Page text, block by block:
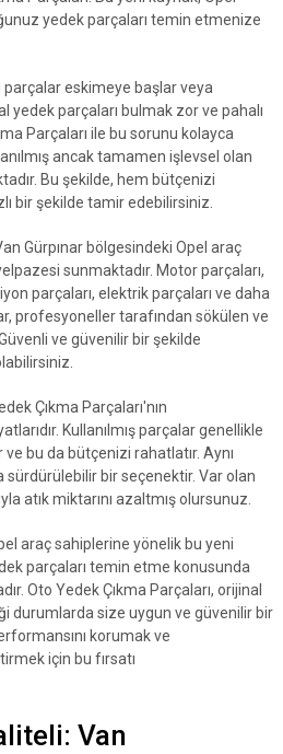
yedek parçaları temin etmenize
eskimeye başlar veya
yedek parçaları bulmak zor ve pahalı
Parçaları ile bu sorunu kolayca
ancak tamamen işlevsel olan
Bu şekilde, hem bütçenizi
bir şekilde tamir edebilirsiniz.
Gürpınar bölgesindeki Opel araç
sunmaktadır. Motor parçaları,
parçaları, elektrik parçaları ve daha
profesyoneller tarafından sökülen ve
ve güvenilir bir şekilde
Çıkma Parçaları'nın
Kullanılmış parçalar genellikle
bu da bütçenizi rahatlatır. Aynı
sürdürülebilir bir seçenektir. Var olan
atık miktarını azaltmış olursunuz.
araç sahiplerine yönelik bu yeni
parçaları temin etme konusunda
Oto Yedek Çıkma Parçaları, orijinal
durumlarda size uygun ve güvenilir bir
korumak ve
için bu fırsatı
Van